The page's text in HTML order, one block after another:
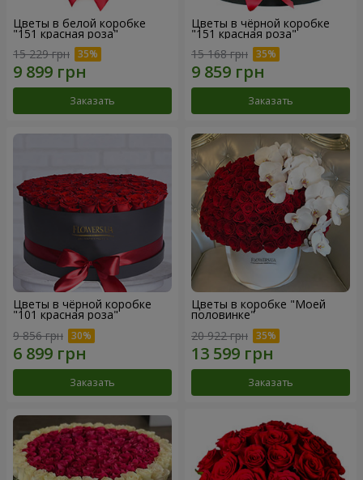
Цветы в белой коробке
"151 красная роза"
15 229 грн
Заказать
Цветы в чёрной коробке
"151 красная роза"
15 168 грн
Заказать
Цветы в чёрной коробке
"101 красная роза"
9 856 грн
Заказать
Цветы в коробке "Моей
половинке"
20 922 грн
Заказать